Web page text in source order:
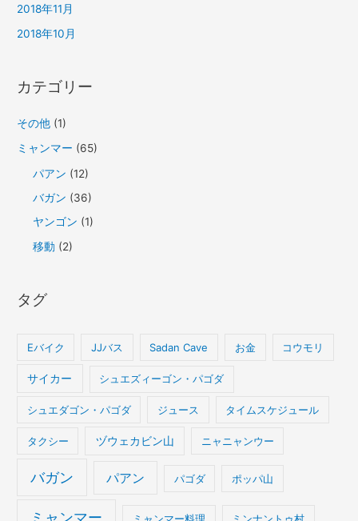
2018年11月
2018年10月
カテゴリー
その他 (1)
ミャンマー (65)
パアン (12)
バガン (36)
ヤンゴン (1)
移動 (2)
タグ
Eバイク JJバス Sadan Cave お金 コウモリ
サイカー シュエズィーゴン・パゴダ
シュエダゴン・パゴダ ジュース タイムスケジュール
タクシー ヅウェカビン山 ニャニャンウー
バガン パアン パゴダ ポッパ山
ミャンマー ミャンマー料理 ミンナントゥ村